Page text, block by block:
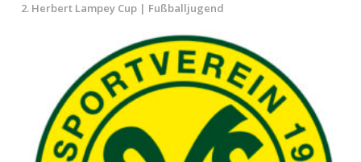
2. Herbert Lampey Cup | Fußballjugend